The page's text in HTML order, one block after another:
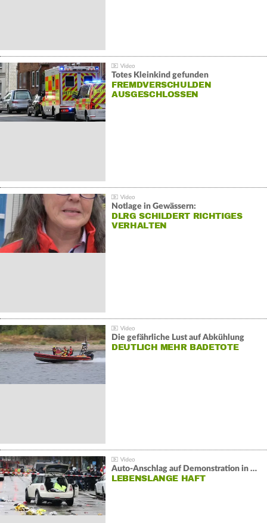
Totes Kleinkind gefunden
FREMDVERSCHULDEN
AUSGESCHLOSSEN
Notlage in Gewässern:
DLRG SCHILDERT RICHTIGES
VERHALTEN
Die gefährliche Lust auf Abkühlung
DEUTLICH MEHR BADETOTE
Auto-Anschlag auf Demonstration in München:
LEBENSLANGE HAFT